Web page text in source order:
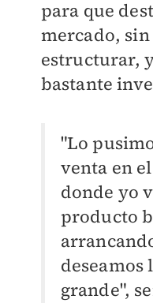
para que
mercado,
estructurar,
bastante
"Lo
venta en
donde yo
producto
deseamos
grande",